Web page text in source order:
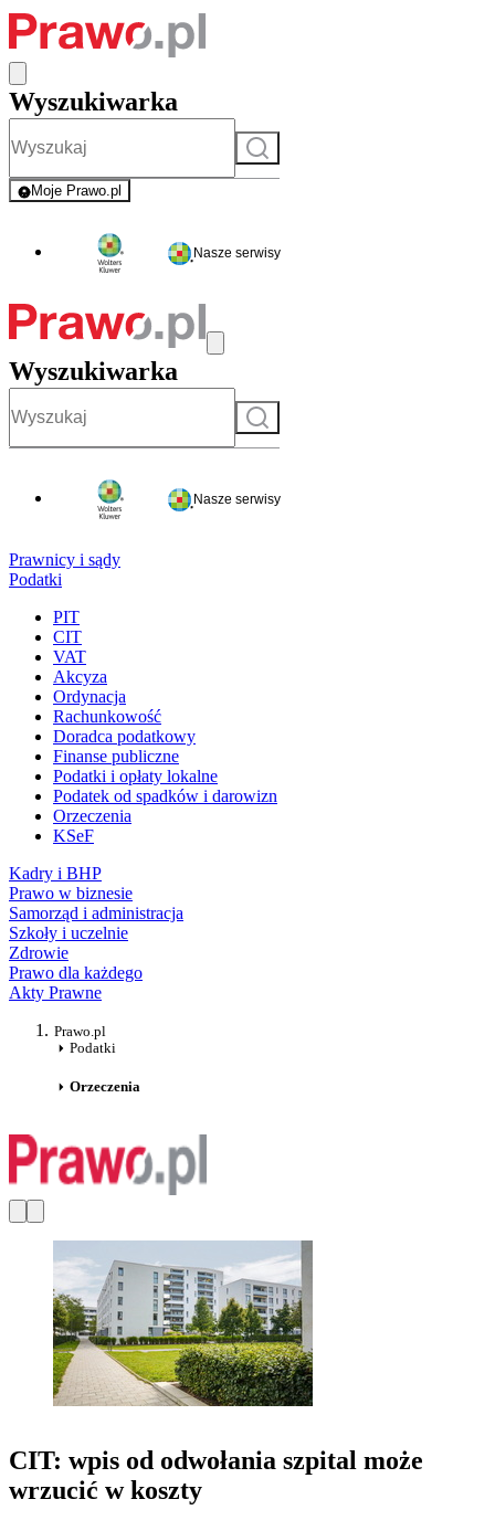
Wyszukiwarka
Szukaj
Moje Prawo.pl
- rejestracja i logowanie do serwisu
Nasze serwisy
Wyszukiwarka
Szukaj
Nasze serwisy
Prawnicy i sądy
Podatki
PIT
CIT
VAT
Akcyza
Ordynacja
Rachunkowość
Doradca podatkowy
Finanse publiczne
Podatki i opłaty lokalne
Podatek od spadków i darowizn
Orzeczenia
KSeF
Kadry i BHP
Prawo w biznesie
Samorząd i administracja
Szkoły i uczelnie
Zdrowie
Prawo dla każdego
Akty Prawne
Prawo.pl
Podatki
Orzeczenia
CIT: wpis od odwołania szpital może
wrzucić w koszty